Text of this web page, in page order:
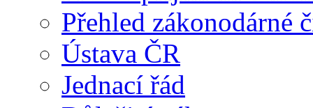
Přehled zákonodárné
Ústava ČR
Jednací řád